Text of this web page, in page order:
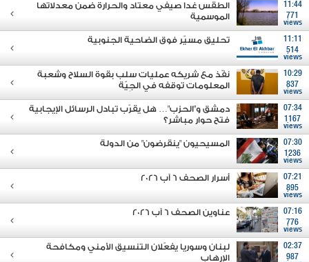
11:44
771
views
الطقس غدا صيفي معتاد والحرارة ضمن معدلاتها
الموسمية
11:11
514
views
تحليق مسيّر فوق الضاحية الجنوبية
10:29
837
views
نفّذ مع شريكه عمليات سلب بقوة السلاح وشعبة
المعلومات توقفه في الجِيّة
07:34
1167
views
دمشق و"الحزب"… هل يقرّب تبادل الرسائل الإيجابية
فتح حوار مباشر؟
07:30
1236
views
المسيحيون "ينقرضون" من الدولة
07:21
895
views
أسرار الصحف 6 آب 2026
07:16
776
views
عناوين الصحف 6 آب 2026
02:37
987
لبنان وسوريا يفعّلان التنسيق الأمني ومكافحة
الإرهاب